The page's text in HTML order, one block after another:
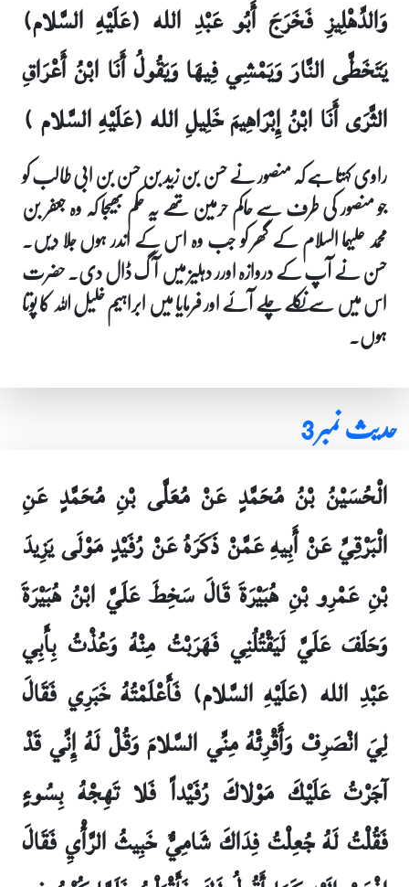
وَالدِّهْلِيزِ فَخَرَجَ أَبُو عَبْدِ الله (عَلَيْهِ السَّلام)
يَتَخَطَّى النَّارَ وَيَمْشِي فِيهَا وَيَقُولُ أَنَا ابْنُ أَعْرَاقِ
الثَّرَى أَنَا ابْنُ إِبْرَاهِيمَ خَلِيلِ الله (عَلَيْهِ السَّلام )
راوی کہتا ہے کہ منصور نے حسن بن زید بن حسن بن ابی طالب کو
جو منصور کی طرف سے حاکم حرمین تھے یہ حکم بھیجا کہ وہ جعفر بن
محمد علیہما السلام کے گھر کو جب وہ اس کے اندر ہوں جلا دیں۔
حسن نے آپ کے دروازہ اورر دہلیز میں آگ ڈال دی۔ حضرت
اس میں سے نکلے چلے آئے اور فرمایا میں ابراہیم خلیل اللہ کا پوتا
ہوں۔
حدیث نمبر 3
الْحُسَيْنُ بْنُ مُحَمَّدٍ عَنْ مُعَلَّى بْنِ مُحَمَّدٍ عَنِ
الْبَرْقِيِّ عَنْ أَبِيهِ عَمَّنْ ذَكَرَهُ عَنْ رُفَيْدٍ مَوْلَى يَزِيدَ
بْنِ عَمْرِو بْنِ هُبَيْرَةَ قَالَ سَخِطَ عَلَيَّ ابْنُ هُبَيْرَةَ
وَحَلَفَ عَلَيَّ لَيَقْتُلُنِي فَهَرَبْتُ مِنْهُ وَعُذْتُ بِأَبِي
عَبْدِ الله (عَلَيْهِ السَّلام) فَأَعْلَمْتُهُ خَبَرِي فَقَالَ
لِيَ انْصَرِفْ وَأَقْرِئْهُ مِنِّي السَّلامَ وَقُلْ لَهُ إِنِّي قَدْ
آجَرْتُ عَلَيْكَ مَوْلاكَ رُفَيْداً فَلا تَهِجْهُ بِسُوءٍ
فَقُلْتُ لَهُ جُعِلْتُ فِدَاكَ شَامِيٌّ خَبِيثُ الرَّأْيِ فَقَالَ